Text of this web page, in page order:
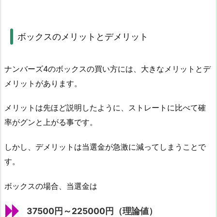
ボックスのメリットとデメリット
ナンバーズ4のボックスの買い方には、大きなメリットとデ
メリットがあります。
メリットは先ほど説明したように、ストレートに比べて確
率がグンと上がる事です。
しかし、デメリットは当選金が急激に減ってしまうことで
す。
ボックスの場合、当選金は
37500円～225000円（理論値）